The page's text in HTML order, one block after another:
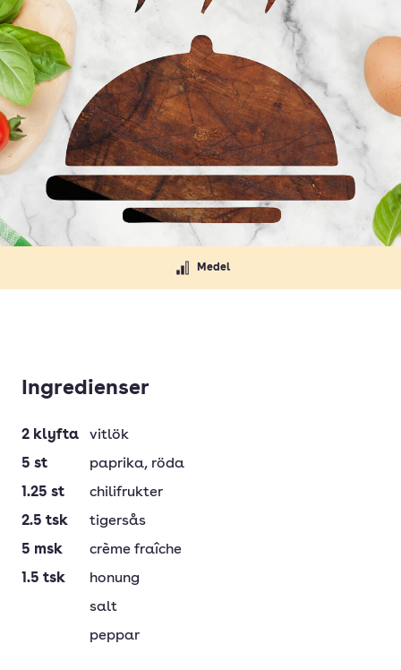
Medel
Ingredienser
2 klyfta
vitlök
5 st paprika, röda
1.25 st
chilifrukter
2.5 tsk
tigersås
5 msk
crème fraîche
1.5 tsk
honung
salt
peppar